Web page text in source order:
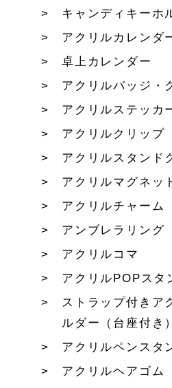
キャンディキーホ
アクリルカレンダ
卓上カレンダー
アクリルバッジ・
アクリルステッカ
アクリルクリップ
アクリルスタンド
アクリルマグネッ
アクリルチャーム
アンブレラリング
アクリルコマ
アクリルPOPスタ
ストラップ付きア
ルダー（台座付き）
アクリルペンスタ
アクリルヘアゴム